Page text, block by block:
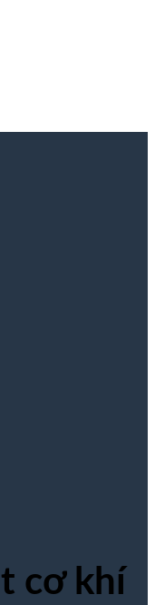
cơ khí